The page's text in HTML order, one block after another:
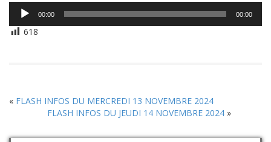
Lecteur
audio
00:00 00:00
618
« FLASH INFOS DU MERCREDI 13 NOVEMBRE 2024
FLASH INFOS DU JEUDI 14 NOVEMBRE 2024»